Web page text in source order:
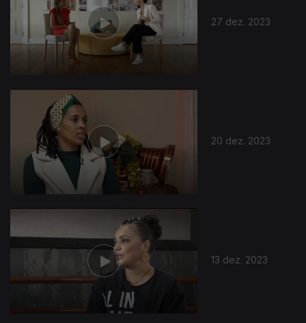
27 dez. 2023
20 dez. 2023
13 dez. 2023